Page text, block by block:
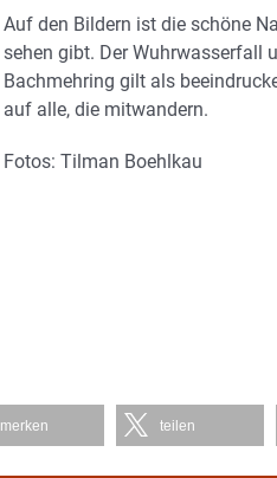
Auf den Bildern ist die schöne
sehen gibt. Der Wuhrwasserfall
Bachmehring gilt als
auf alle, die mitwandern.
Fotos: Tilman Boehlkau
merken teilen